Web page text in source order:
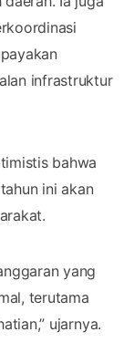
infrastruktur
bahwa
ini akan
yang
terutama
ujarnya.